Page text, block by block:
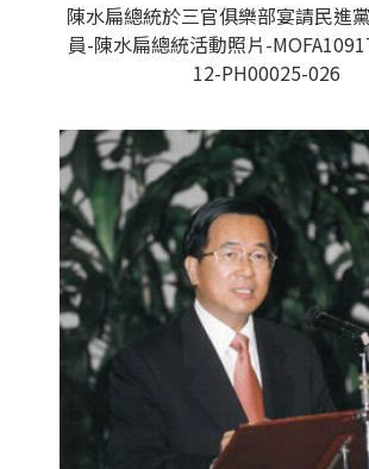
陳水扁總統於三官俱樂部宴請民進
員-陳水扁總統活動照片-
12-PH00025-026